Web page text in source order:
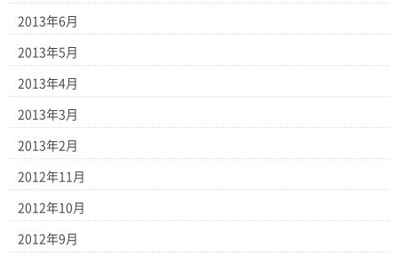
2013年6月
2013年5月
2013年4月
2013年3月
2013年2月
2012年11月
2012年10月
2012年9月